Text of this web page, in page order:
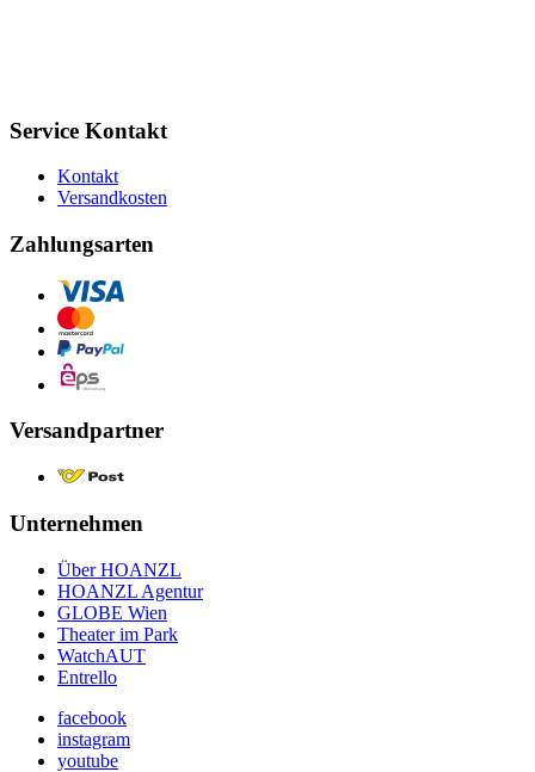
Service Kontakt
Kontakt
Versandkosten
Zahlungsarten
Versandpartner
Unternehmen
Über HOANZL
HOANZL Agentur
GLOBE Wien
Theater im Park
WatchAUT
Entrello
facebook
instagram
youtube